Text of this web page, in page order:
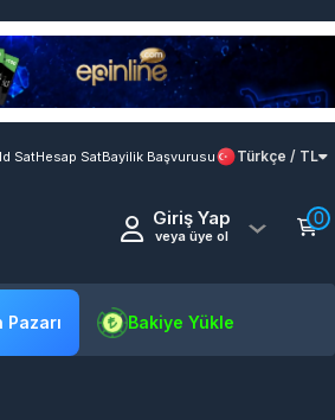
SatHesap SatBayilik Başvurusu Türkçe / TL
Giriş Yap
veya üye ol
0
Pazarı Bakiye Yükle